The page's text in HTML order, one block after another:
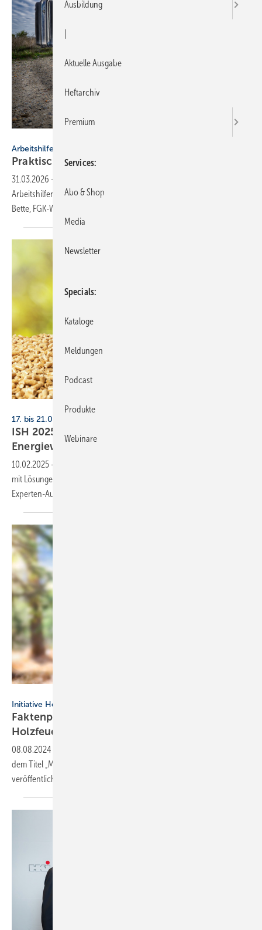
Christian - stock.adobe.com
Arbeitshilfen
Praktische Hilfs­mittel für
31.03.2026 -
Arbeitshilfen für den SHK-Alltag. Neu mit dabei: Dusch­bro­schü­re von
Bette, FGK-Wegweiser 2026, Arbeiten mit
17. bis 21.03.2025, Messe Frankfurt
ISH 2025: Potenzial von Holz­wär­me für die
En­er­gie­wen­de
10.02.2025 -
mit Lösungen für eine nachhaltige Verwendung von Holzenergie und
Experten-Austausch zur
Initiative Holzwärme
Faktenpapier: So effizient sind
Holzfeuerungstechniken
08.08.2024
dem Titel „Moderne Technik für die erneuerbare Holzwärme“
veröffentlicht.
Ausbildung
Aktuelle Ausgabe
Heftarchiv
Premium
Services
Abo & Shop
Media
Newsletter
Specials
Kataloge
Meldungen
Podcast
Produkte
Webinare